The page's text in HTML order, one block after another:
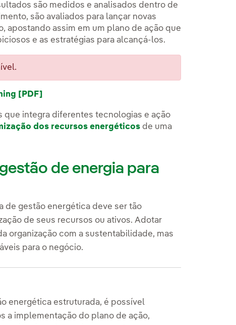
são medidos e analisados dentro de
são avaliados para lançar novas
apostando assim em um plano de ação que
e as estratégias para alcançá-los.
[PDF]
que integra diferentes tecnologias e ação
dos recursos energéticos de uma
de energia para
de gestão energética deve ser tão
de seus recursos ou ativos. Adotar
organização com a sustentabilidade, mas
para o negócio.
energética estruturada, é possível
a implementação do plano de ação,